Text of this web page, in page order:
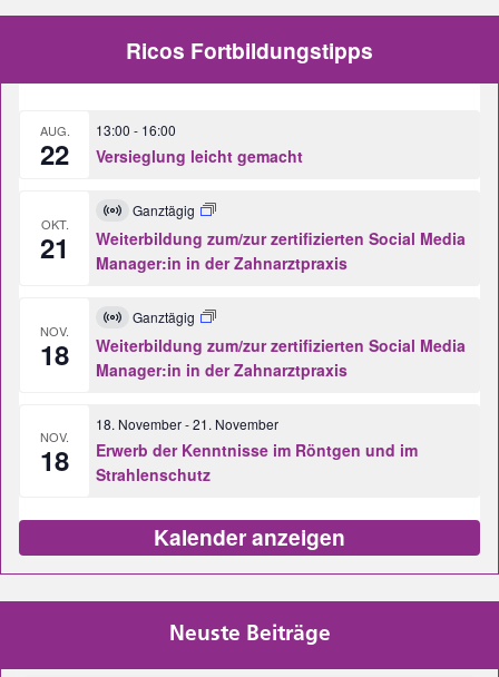
Ricos Fortbildungstipps
AUG.
22
13:00 - 16:00
Versieglung leicht gemacht
OKT.
21
Virtuell
Veranstaltung
Ganztägig
Weiterbildung zum/zur zertifizierten Social Media
Manager:in in der Zahnarztpraxis
NOV.
18
Virtuell
Veranstaltung
Ganztägig
Weiterbildung zum/zur zertifizierten Social Media
Manager:in in der Zahnarztpraxis
NOV.
18
18. November-21. November
Erwerb der Kenntnisse im Röntgen und im
Strahlenschutz
Kalender anzeigen
Neuste Beiträge